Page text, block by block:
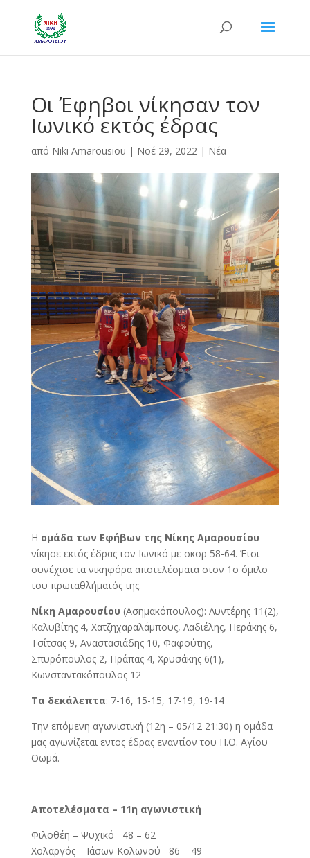
Οι Έφηβοι νίκησαν τον
Ιωνικό εκτός έδρας
από Niki Amarousiou | Νοέ 29, 2022| Νέα
Η ομάδα των Εφήβων της Νίκης Αμαρουσίου
νίκησε εκτός έδρας τον Ιωνικό με σκορ 58-64. Έτσι
συνέχισε τα νικηφόρα αποτελέσματα στον 1ο όμιλο
του πρωταθλήματός της.
Νίκη Αμαρουσίου (Ασημακόπουλος): Λυντέρης 11(2),
Καλυβίτης 4, Χατζηχαραλάμπους, Λαδιέλης, Περάκης 6,
Τσίτσας 9, Αναστασιάδης 10, Φαφούτης,
Σπυρόπουλος 2, Πράπας 4, Χρυσάκης 6(1),
Κωνσταντακόπουλος 12
Τα δεκάλεπτα: 7-16, 15-15, 17-19, 19-14
Την επόμενη αγωνιστική (12η – 05/12 21:30) η ομάδα
μας αγωνίζεται εντος έδρας εναντίον του Π.Ο. Αγίου
Θωμά.
Αποτελέσματα – 11η αγωνιστική
Φιλοθέη – Ψυχικό 48 – 62
Χολαργός – Ιάσων Κολωνού 86 – 49